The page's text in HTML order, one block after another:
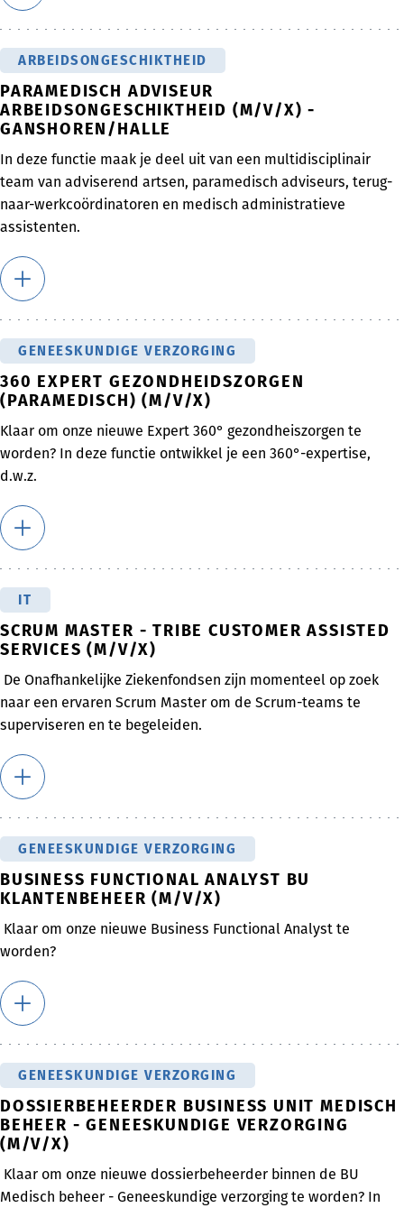
ARBEIDSONGESCHIKTHEID
PARAMEDISCH ADVISEUR
ARBEIDSONGESCHIKTHEID (M/V/X) -
GANSHOREN/HALLE
In deze functie maak je deel uit van een multidisciplinair
team van adviserend artsen, paramedisch adviseurs, terug-
naar-werkcoördinatoren en medisch administratieve
assistenten.
GENEESKUNDIGE VERZORGING
360 EXPERT GEZONDHEIDSZORGEN
(PARAMEDISCH) (M/V/X)
Klaar om onze nieuwe Expert 360° gezondheiszorgen te
worden? In deze functie ontwikkel je een 360°-expertise,
d.w.z.
IT
SCRUM MASTER - TRIBE CUSTOMER ASSISTED
SERVICES (M/V/X)
De Onafhankelijke Ziekenfondsen zijn momenteel op zoek
naar een ervaren Scrum Master om de Scrum-teams te
superviseren en te begeleiden.
GENEESKUNDIGE VERZORGING
BUSINESS FUNCTIONAL ANALYST BU
KLANTENBEHEER (M/V/X)
Klaar om onze nieuwe Business Functional Analyst te
worden?
GENEESKUNDIGE VERZORGING
DOSSIERBEHEERDER BUSINESS UNIT MEDISCH
BEHEER - GENEESKUNDIGE VERZORGING
(M/V/X)
Klaar om onze nieuwe dossierbeheerder binnen de BU
Medisch beheer - Geneeskundige verzorging te worden? In